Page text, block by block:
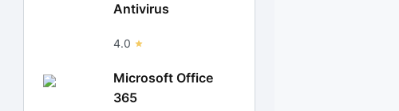
Antivirus
4.0
Microsoft Office
365